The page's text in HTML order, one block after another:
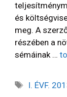
és
meg. A
részében a
sémáinak …
I. ÉVF.